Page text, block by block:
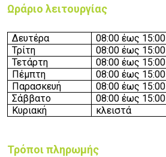
Ωράριο λειτουργίας
Δευτέρα 08:00 έως 15:00
Τρίτη
08:00 έως 15:00
Τετάρτη
08:00 έως 15:00
Πέμπτη
08:00 έως 15:00
Παρασκευή
08:00 έως 15:00
Σάββατο
08:00 έως 15:00
Κυριακή
κλειστά
Τρόποι πληρωμής